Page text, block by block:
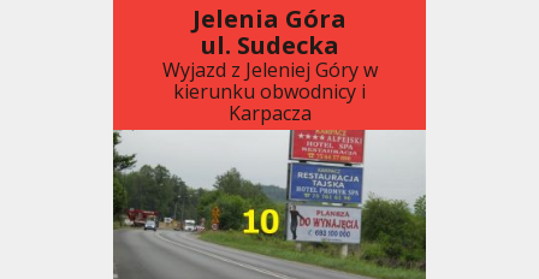
Jelenia Góra
ul. Sudecka
Wyjazd z Jeleniej Góry w
kierunku obwodnicy i
Karpacza